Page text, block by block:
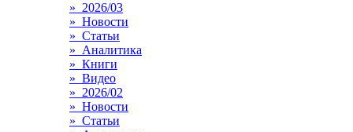
» 2026/03
» Новости
» Статьи
» Аналитика
» Книги
» Видео
» 2026/02
» Новости
» Статьи